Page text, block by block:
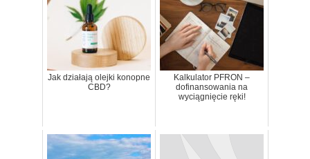
Jak działają olejki konopne
CBD?
Kalkulator PFRON –
dofinansowania na
wyciągnięcie ręki!